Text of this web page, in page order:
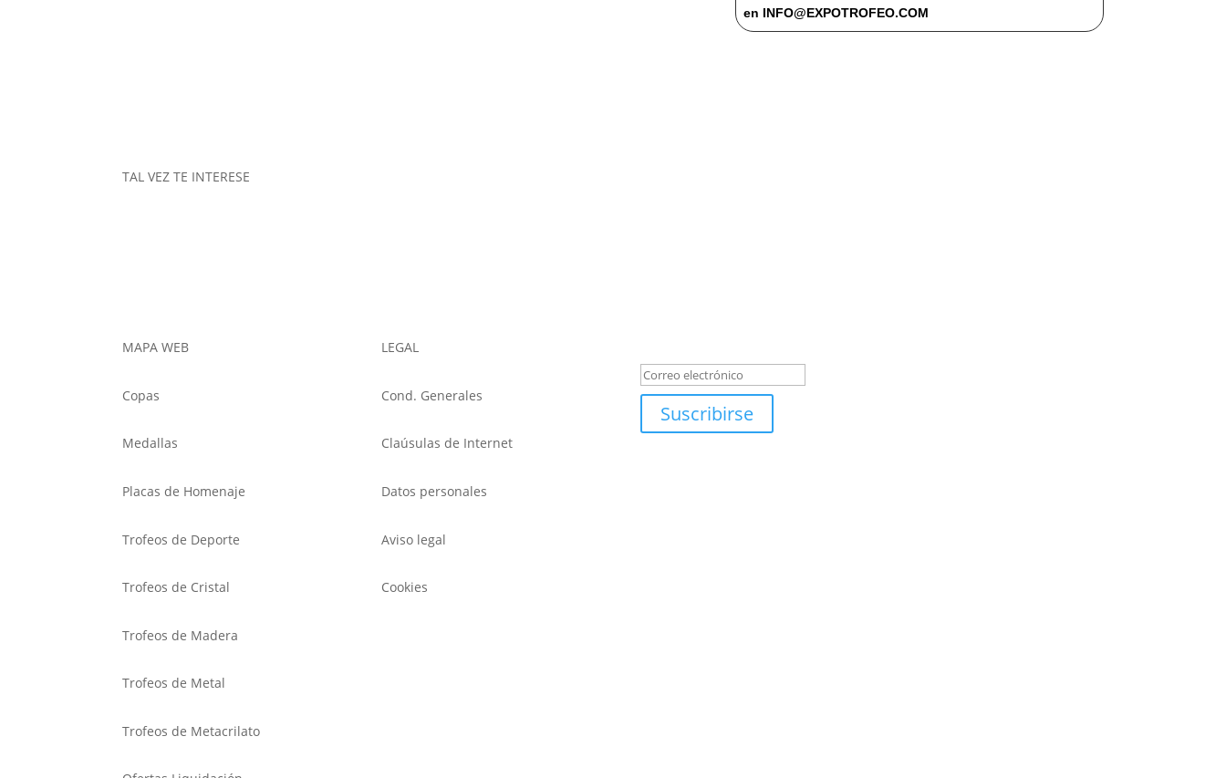
en INFO@EXPOTROFEO.COM
TAL VEZ TE INTERESE
MAPA WEB
Copas
Medallas
Placas de Homenaje
Trofeos de Deporte
Trofeos de Cristal
Trofeos de Madera
Trofeos de Metal
Trofeos de Metacrilato
LEGAL
Cond. Generales
Claúsulas de Internet
Datos personales
Aviso legal
Cookies
Suscribirse